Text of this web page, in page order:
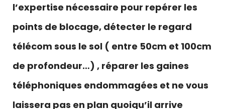
l’expertise nécessaire pour repérer les
points de blocage, détecter le regard
télécom sous le sol ( entre 50cm et 100cm
de profondeur…) , réparer les gaines
téléphoniques endommagées et ne vous
laissera pas en plan quoiqu’il arrive